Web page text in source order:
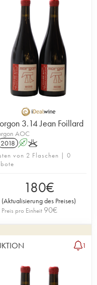
3.14 Jean Foillard
AOC
2018 AK
von 2 Flaschen | 0
180€
(Aktualisierung des Preises)
Preis pro Einheit 90€
1